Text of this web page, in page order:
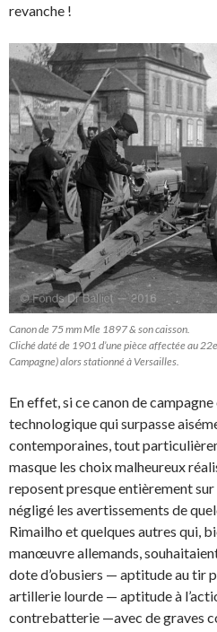
revanche !
Canon de 75 mm Mle 1897 & son caisson.
Cliché daté de 1901 d’une pièce affectée au
Campagne) alors stationné à Versailles.
En effet, si ce canon de
technologique qui surpasse
contemporaines, tout
masque les choix malheureux
reposent presque entièrement
négligé les avertissements de
Rimailho et quelques autres qui,
manœuvre allemands,
dote d’obusiers — aptitude au tir
artillerie lourde — aptitude à
contrebatterie —avec de graves